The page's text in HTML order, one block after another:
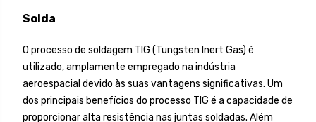
Solda
O processo de soldagem TIG (Tungsten Inert Gas) é
utilizado, amplamente empregado na indústria
aeroespacial devido às suas vantagens significativas. Um
dos principais benefícios do processo TIG é a capacidade de
proporcionar alta resistência nas juntas soldadas. Além